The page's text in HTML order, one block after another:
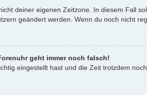
deiner eigenen Zeitzone. In diesem Fall
geändert werden. Wenn du noch nicht
geht immer noch falsch!
eingestellt hast und die Zeit trotzdem